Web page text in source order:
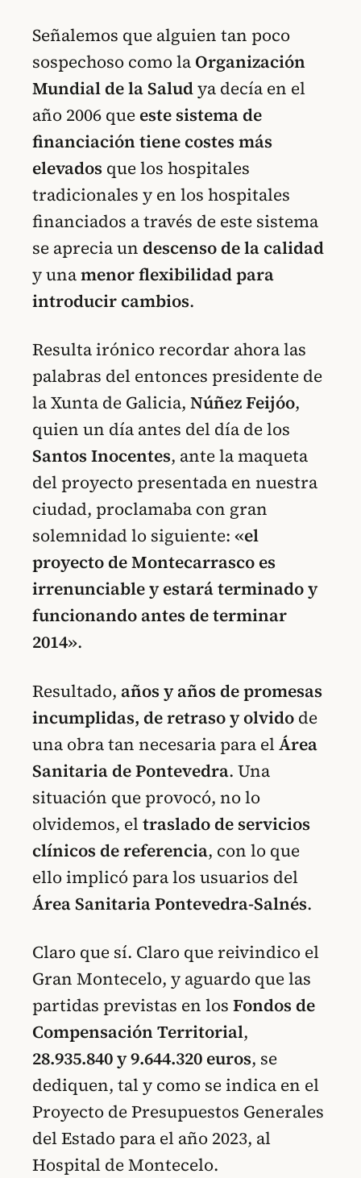
Señalemos que alguien tan poco
sospechoso como la Organización
Mundial de la Saludya decía en el
año 2006 que este sistema de
financiación tiene costes más
elevados que los hospitales
tradicionales y en los hospitales
financiados a través de este sistema
se aprecia un descenso de la calidad
y unamenor flexibilidad para
introducir cambios.
Resulta irónico recordar ahora las
palabras del entonces presidente de
la Xunta de Galicia, Núñez Feijóo,
quien un día antes del día de los
Santos Inocentes, ante la maqueta
del proyecto presentada en nuestra
ciudad, proclamaba con gran
solemnidad lo siguiente: «el
proyecto de Montecarrasco es
irrenunciable y estará terminado y
funcionando antes de terminar
2014».
Resultado, años y años de promesas
incumplidas, de retraso y olvido de
una obra tan necesaria para elÁrea
Sanitaria de Pontevedra. Una
situación que provocó, no lo
olvidemos, eltraslado de servicios
clínicos de referencia, con lo que
ello implicó para los usuarios del
Área Sanitaria Pontevedra-Salnés.
Claro que sí. Claro que reivindico el
Gran Montecelo, y aguardo que las
partidas previstas en los Fondos de
Compensación Territorial,
28.935.840 y 9.644.320 euros, se
dediquen, tal y como se indica en el
Proyecto de Presupuestos Generales
del Estado para el año 2023, al
Hospital de Montecelo.